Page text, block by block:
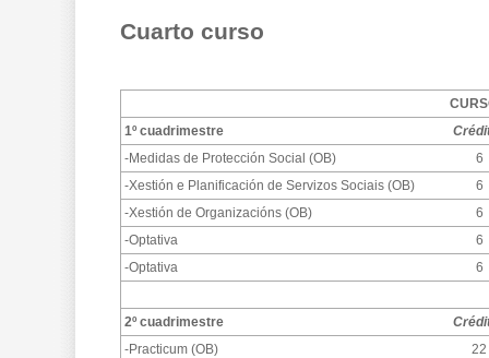
Cuarto curso
1º cuadrimestre
-Medidas de Protección Social (OB)
6
-Xestión e Planificación de Servizos Sociais (OB)
6
-Xestión de Organizacións (OB)
6
-Optativa
6
-Optativa
6
2º cuadrimestre
-Practicum (OB)
22